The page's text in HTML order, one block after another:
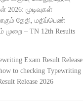
2026: முடிவுகள்
தேதி, மதிப்பெண்
முறை – TN 12th Results
Exam Result Release
to checking Typewriting
Release 2026